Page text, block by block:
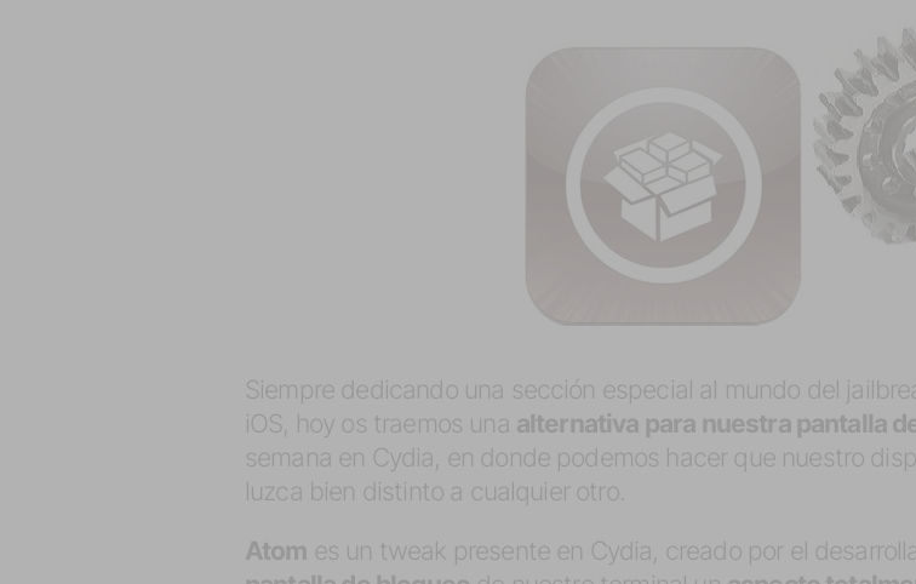
Siempre dedicando una sección especial al mundo del
iOS, hoy os traemos una alternativa para nuestra pantalla
semana en Cydia, en donde podemos hacer que nuestro
luzca bien distinto a cualquier otro.
Atom es un tweak presente en Cydia, creado por el